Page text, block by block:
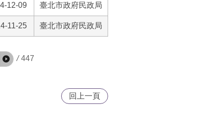
12-09 臺北市政府民政局
11-25 臺北市政府民政局
/ 447
回上一頁